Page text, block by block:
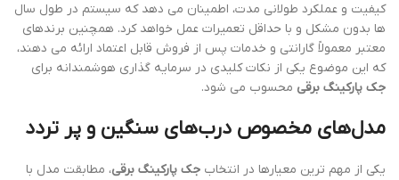
کیفیت و عملکرد طولانی مدت، اطمینان می دهد که سیستم در طول سال
ها بدون مشکل و با حداقل تعمیرات عمل خواهد کرد. همچنین برندهای
معتبر معمولاً گارانتی و خدمات پس از فروش قابل اعتماد ارائه می دهند،
که این موضوع یکی از نکات کلیدی در سرمایه گذاری هوشمندانه برای
جک پارکینگ برقی محسوب می شود.
مدل‌های مخصوص درب‌های سنگین و پر تردد
یکی از مهم ترین معیارها در انتخاب جک پارکینگ برقی، مطابقت مدل با